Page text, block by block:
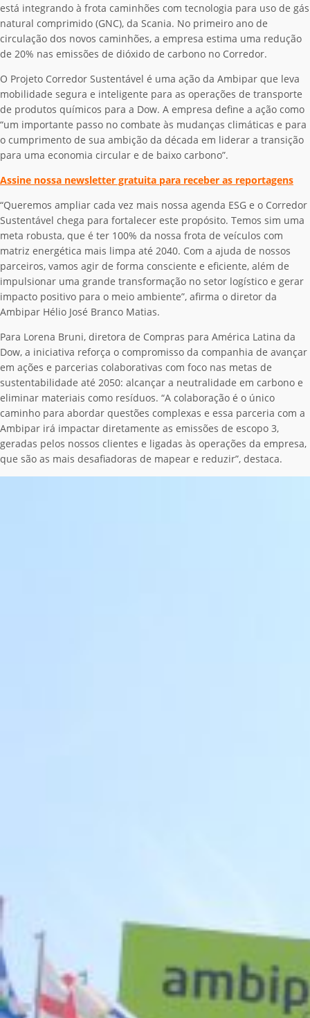
está integrando à frota caminhões com tecnologia para uso de gás
natural comprimido (GNC), da Scania. No primeiro ano de
circulação dos novos caminhões, a empresa estima uma redução
de 20% nas emissões de dióxido de carbono no Corredor.
O Projeto Corredor Sustentável é uma ação da Ambipar que leva
mobilidade segura e inteligente para as operações de transporte
de produtos químicos para a Dow. A empresa define a ação como
“um importante passo no combate às mudanças climáticas e para
o cumprimento de sua ambição da década em liderar a transição
para uma economia circular e de baixo carbono”.
Assine nossa newsletter gratuita para receber as reportagens
“Queremos ampliar cada vez mais nossa agenda ESG e o Corredor
Sustentável chega para fortalecer este propósito. Temos sim uma
meta robusta, que é ter 100% da nossa frota de veículos com
matriz energética mais limpa até 2040. Com a ajuda de nossos
parceiros, vamos agir de forma consciente e eficiente, além de
impulsionar uma grande transformação no setor logístico e gerar
impacto positivo para o meio ambiente”, afirma o diretor da
Ambipar Hélio José Branco Matias.
Para Lorena Bruni, diretora de Compras para América Latina da
Dow, a iniciativa reforça o compromisso da companhia de avançar
em ações e parcerias colaborativas com foco nas metas de
sustentabilidade até 2050: alcançar a neutralidade em carbono e
eliminar materiais como resíduos. “A colaboração é o único
caminho para abordar questões complexas e essa parceria com a
Ambipar irá impactar diretamente as emissões de escopo 3,
geradas pelos nossos clientes e ligadas às operações da empresa,
que são as mais desafiadoras de mapear e reduzir”, destaca.